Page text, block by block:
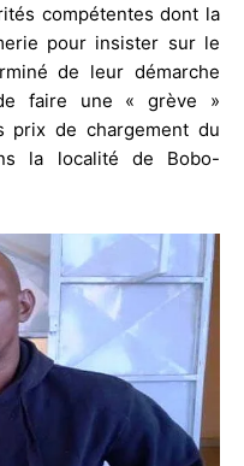
compétentes dont la
pour insister sur le
de leur démarche
faire une « grève »
prix de chargement du
la localité de Bobo-